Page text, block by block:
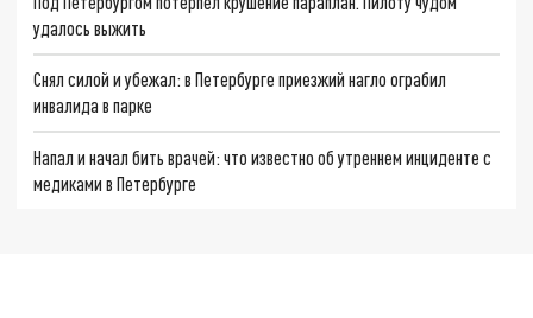
удалось выжить
Снял силой и убежал: в Петербурге приезжий нагло ограбил
инвалида в парке
Напал и начал бить врачей: что известно об утреннем инциденте с
медиками в Петербурге